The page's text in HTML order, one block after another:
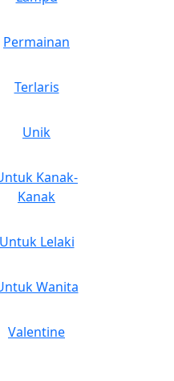
Permainan
Terlaris
Unik
Kanak-
Kanak
Untuk Lelaki
Wanita
Valentine